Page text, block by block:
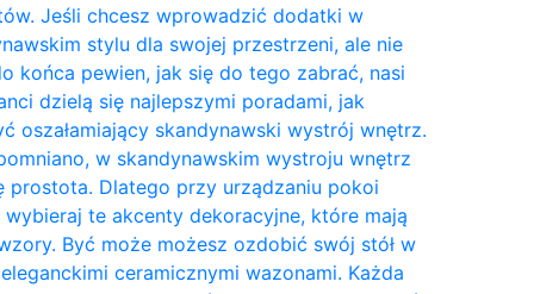
Jeśli chcesz wprowadzić dodatki w
stylu dla swojej przestrzeni, ale nie
końca pewien, jak się do tego zabrać, nasi
dzielą się najlepszymi poradami, jak
oszałamiający skandynawski wystrój wnętrz.
w skandynawskim wystroju wnętrz
prostota. Dlatego przy urządzaniu pokoi
wybieraj te akcenty dekoracyjne, które mają
Być może możesz ozdobić swój stół w
ceramicznymi wazonami. Każda